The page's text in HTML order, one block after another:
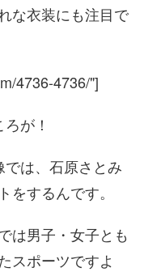
な衣装にも注目で
4736-4736/"]
が！
では、石原さとみ
をするんです。
は男子・女子とも
スポーツですよ